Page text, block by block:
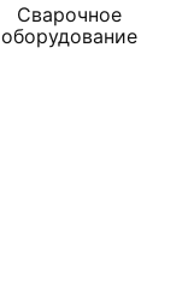
Сварочное
оборудование